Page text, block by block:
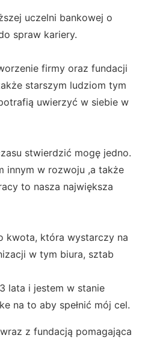
uczelni bankowej o
spraw kariery.
firmy oraz fundacji
starszym ludziom tym
uwierzyć w siebie w
stwierdzić mogę jedno.
innym w rozwoju ,a także
to nasza największa
kwota, która wystarczy na
w tym biura, sztab
lata i jestem w stanie
na to aby spełnić mój cel.
z fundacją pomagająca